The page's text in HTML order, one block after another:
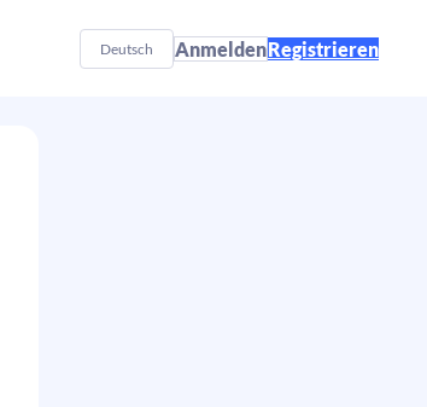
Deutsch AnmeldenRegistrieren